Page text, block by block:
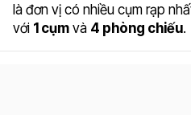
là đơn vị có nhiều cụm rạp
với 1 cụm và 4 phòng chiếu.